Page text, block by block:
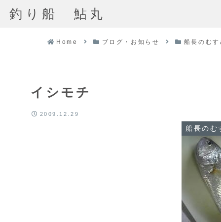
釣り船 鮎丸
Home ブログ・お知らせ 船長のむ
イシモチ
2009.12.29